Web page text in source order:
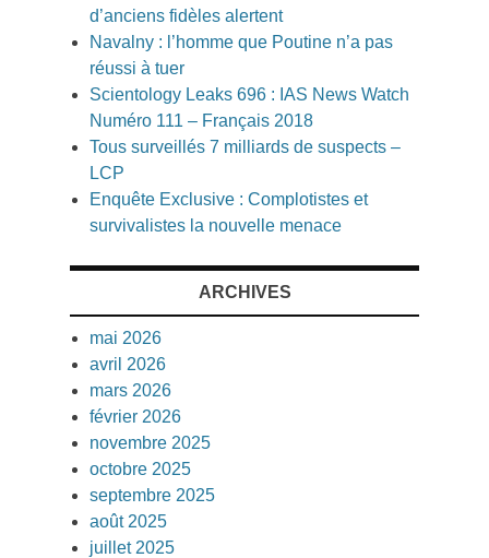
d’anciens fidèles alertent
Navalny : l’homme que Poutine n’a pas
réussi à tuer
Scientology Leaks 696 : IAS News Watch
Numéro 111 – Français 2018
Tous surveillés 7 milliards de suspects –
LCP
Enquête Exclusive : Complotistes et
survivalistes la nouvelle menace
ARCHIVES
mai 2026
avril 2026
mars 2026
février 2026
novembre 2025
octobre 2025
septembre 2025
août 2025
juillet 2025